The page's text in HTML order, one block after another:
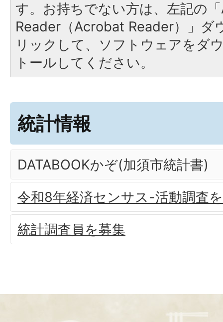
す。お持ちでない方は、左記の
Reader（Acrobat Reader）」ダ
リックして、ソフトウェアをダ
トールしてください。
統計情報
DATABOOKかぞ(加須市統計書)
令和8年経済センサス-活動調査
統計調査員を募集